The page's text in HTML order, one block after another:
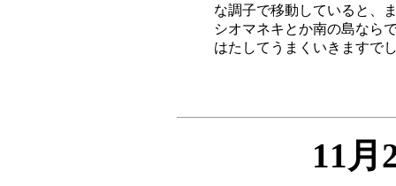
な調子で移動していると、
シオマネキとか南の島なら
11月